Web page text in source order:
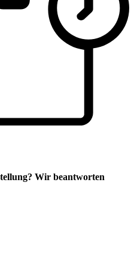
Wir beantworten